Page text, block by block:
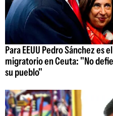
Para EEUU Pedro Sánchez es
migratorio en Ceuta: "No
su pueblo"